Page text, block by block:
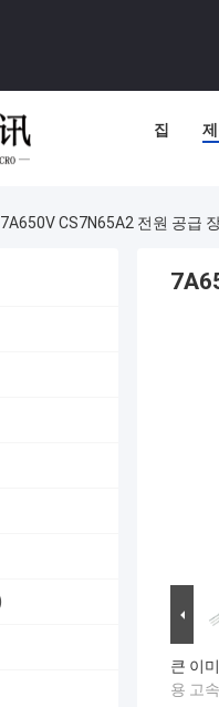
집
7A650V CS7N65A2 전원 공급
큰 이
용 고